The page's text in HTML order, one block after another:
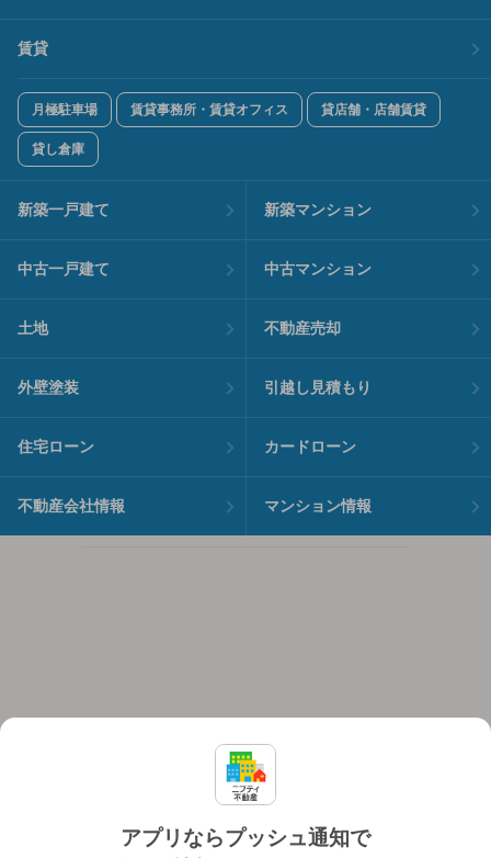
アプリならプッシュ通知で
賃貸
月極駐車場 賃貸事務所・賃貸オフィス 貸店舗・店舗賃貸
貸し倉庫
新築一戸建て 新築マンション
中古一戸建て 中古マンション
土地 不動産売却
外壁塗装 引越し見積もり
住宅ローン カードローン
不動産会社情報 マンション情報